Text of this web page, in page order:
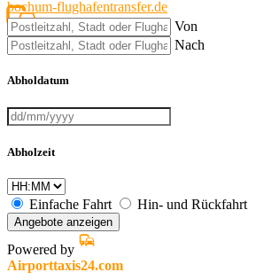
bochum-flughafentransfer.de
Von
Nach
Abholdatum
Abholzeit
Einfache Fahrt Hin- und Rückfahrt
Angebote anzeigen
Powered by
Airporttaxis24.com